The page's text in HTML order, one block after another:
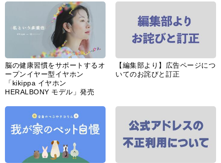
脳の健康習慣をサポートするオ
ープンイヤー型イヤホン
「kikippa イヤホン
HERALBONY モデル」発売
【編集部より】広告ページにつ
いてのお詫びと訂正